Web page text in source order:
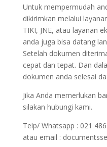
Untuk mempermudah
dikirimkan melalui
TIKI, JNE, atau layanan
anda juga bisa datang
Setelah dokumen
cepat dan tepat. Dan
dokumen anda selesai
Jika Anda memerlukan
silakan hubungi kami.
Telp/ Whatsapp : 021
atau email :